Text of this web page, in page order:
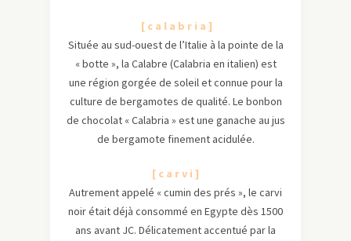
[ c a l a b r i a ]
Située au sud-ouest de l’Italie à la pointe de la
« botte », la Calabre (Calabria en italien) est
une région gorgée de soleil et connue pour la
culture de bergamotes de qualité. Le bonbon
de chocolat « Calabria » est une ganache au jus
de bergamote finement acidulée.
[ c a r v i ]
Autrement appelé « cumin des prés », le carvi
noir était déjà consommé en Egypte dès 1500
ans avant JC. Délicatement accentué par la